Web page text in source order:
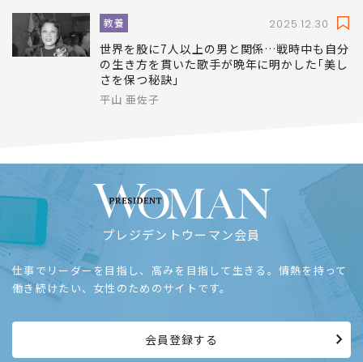
教養 2025.12.30
世界を股に7人以上の男と関係…戦時中も自分
の生き方を貫いた歌手が晩年に明かした｢美し
さを保つ秘訣｣
平山 亜佐子
プレジデントウーマン会員
仕事でリーダーを目指し、高みを目指して生きる。情熱を持って
働き続けたい、女性のためのサイトです。
会員登録する